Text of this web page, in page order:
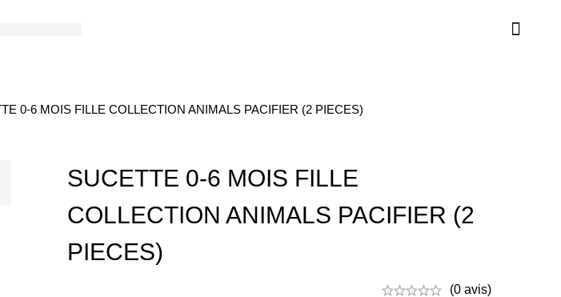
0-6 MOIS FILLE COLLECTION ANIMALS PACIFIER (2 PIECES)
SUCETTE 0-6 MOIS FILLE
COLLECTION ANIMALS PACIFIER (2
PIECES)
(0 avis)